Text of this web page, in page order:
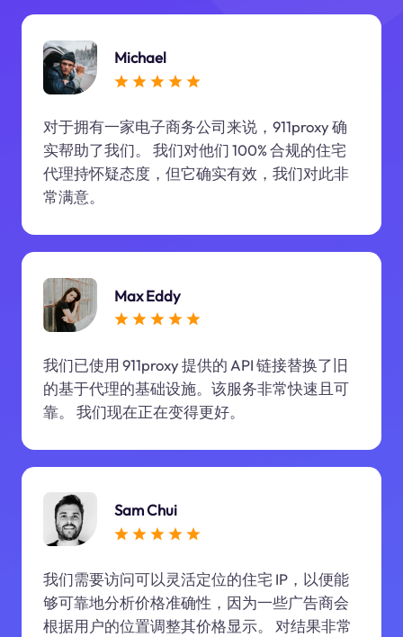
Michael
对于拥有一家电子商务公司来说，911proxy 确
实帮助了我们。 我们对他们 100% 合规的住宅
代理持怀疑态度，但它确实有效，我们对此非
常满意。
Max Eddy
我们已使用 911proxy 提供的 API 链接替换了旧
的基于代理的基础设施。该服务非常快速且可
靠。 我们现在正在变得更好。
Sam Chui
我们需要访问可以灵活定位的住宅 IP，以便能
够可靠地分析价格准确性，因为一些广告商会
根据用户的位置调整其价格显示。 对结果非常